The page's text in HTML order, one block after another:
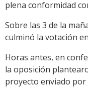
plena conformidad
Sobre las 3 de la
culminó la votación
Horas antes, en
la oposición
proyecto enviado por